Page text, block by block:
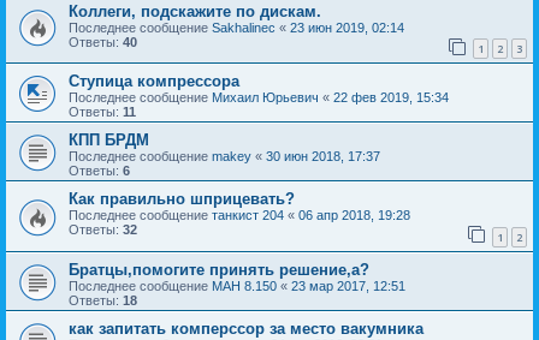
Коллеги, подскажите по дискам.
Последнее сообщение Sakhalinec « 23 июн 2019, 02:14
Ответы: 40 1 2 3
Ступица компрессора
Последнее сообщение Михаил Юрьевич « 22 фев 2019, 15:34
Ответы: 11
КПП БРДМ
Последнее сообщение makey « 30 июн 2018, 17:37
Ответы: 6
Как правильно шприцевать?
Последнее сообщение танкист 204 « 06 апр 2018, 19:28
Ответы: 32 1 2
Братцы,помогите принять решение,а?
Последнее сообщение МАН 8.150 « 23 мар 2017, 12:51
Ответы: 18
как запитать комперссор за место вакумника